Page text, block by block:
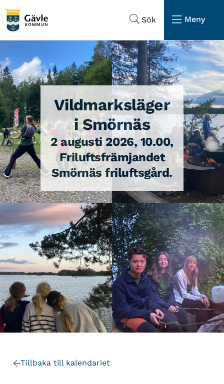
Sök
Meny
Vildmarksläger
i Smörnäs
2 augusti 2026, 10.00,
Friluftsfrämjandet
Smörnäs friluftsgård.
Tillbaka till kalendariet